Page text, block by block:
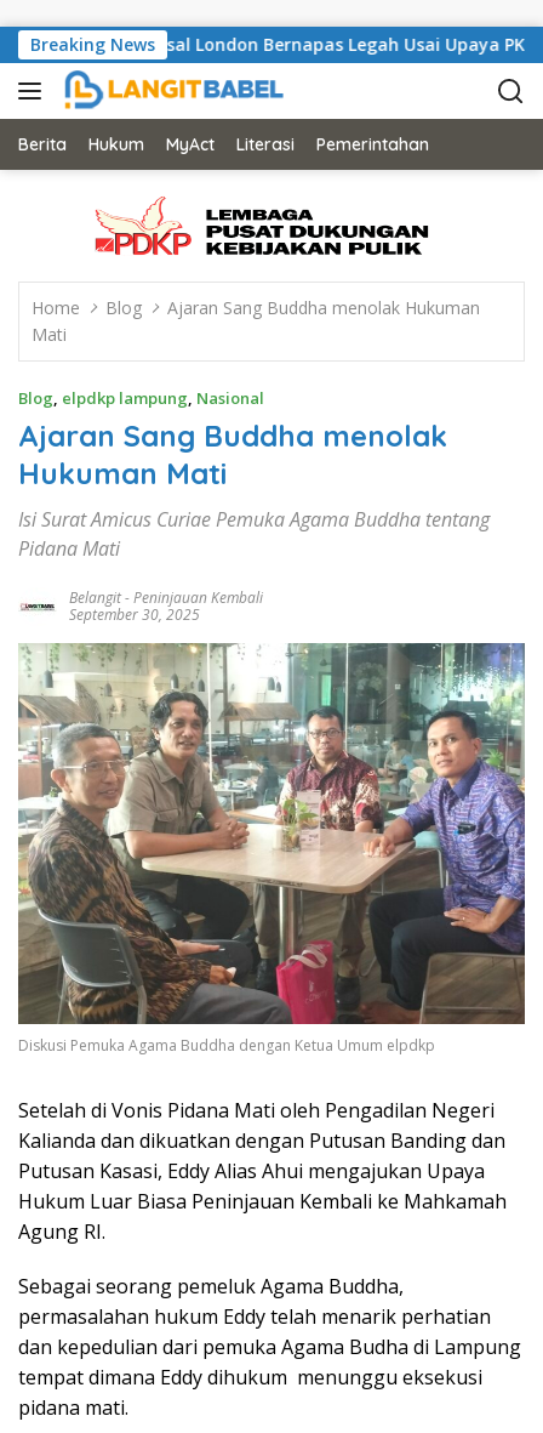
Breaking News
Asal London Bernapas Legah Usai Upaya PK Dikabulkan
Berita Hukum MyAct Literasi Pemerintahan
Home Blog
Ajaran Sang Buddha menolak Hukuman
Mati
Blog, elpdkp lampung, Nasional
Ajaran Sang Buddha menolak
Hukuman Mati
Isi Surat Amicus Curiae Pemuka Agama Buddha tentang
Pidana Mati
Belangit-Peninjauan Kembali
September 30, 2025
Diskusi Pemuka Agama Buddha dengan Ketua Umum elpdkp
Setelah di Vonis Pidana Mati oleh Pengadilan Negeri
Kalianda dan dikuatkan dengan Putusan Banding dan
Putusan Kasasi, Eddy Alias Ahui mengajukan Upaya
Hukum Luar Biasa Peninjauan Kembali ke Mahkamah
Agung RI.
Sebagai seorang pemeluk Agama Buddha,
permasalahan hukum Eddy telah menarik perhatian
dan kepedulian dari pemuka Agama Budha di Lampung
tempat dimana Eddy dihukum menunggu eksekusi
pidana mati.